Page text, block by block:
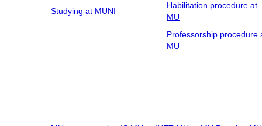
Studying at MUNI
Habilitation procedure at
MU
Professorship procedure
MU